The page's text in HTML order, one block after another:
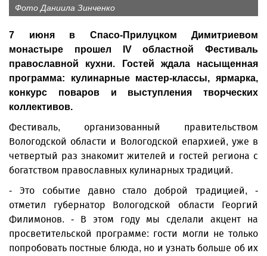
Фото Даниила Зинченко
7 июня в Спасо-Прилуцком Димитриевом
монастыре прошел IV областной Фестиваль
православной кухни. Гостей ждала насыщенная
программа: кулинарные мастер-классы, ярмарка,
конкурс поваров и выступления творческих
коллективов.
Фестиваль, организованный правительством
Вологодской области и Вологодской епархией, уже в
четвертый раз знакомит жителей и гостей региона с
богатством православных кулинарных традиций.
- Это событие давно стало доброй традицией, -
отметил губернатор Вологодской области Георгий
Филимонов. - В этом году мы сделали акцент на
просветительской программе: гости могли не только
попробовать постные блюда, но и узнать больше об их